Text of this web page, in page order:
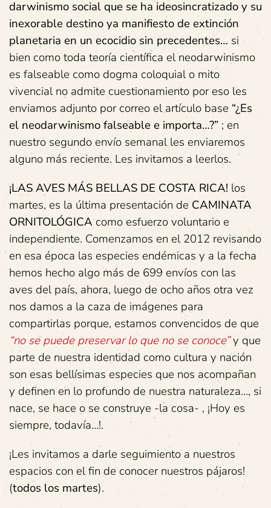
darwinismo social que se ha ideosincratizado y su
inexorable destino ya manifiesto de extinción
planetaria en un ecocidio sin precedentes… si
bien como toda teoría científica el neodarwinismo
es falseable como dogma coloquial o mito
vivencial no admite cuestionamiento por eso les
enviamos adjunto por correo el artículo base “¿Es
el neodarwinismo falseable e importa…?” ; en
nuestro segundo envío semanal les enviaremos
alguno más reciente. Les invitamos a leerlos.
¡LAS AVES MÁS BELLAS DE COSTA RICA! los
martes, es la última presentación de CAMINATA
ORNITOLÓGICAcomo esfuerzo voluntario e
independiente. Comenzamos en el 2012 revisando
en esa época las especies endémicas y a la fecha
hemos hecho algo más de 699 envíos con las
aves del país, ahora, luego de ocho años otra vez
nos damos a la caza de imágenes para
compartirlas porque, estamos convencidos de que
“no se puede preservar lo que no se conoce”y que
parte de nuestra identidad como cultura y nación
son esas bellísimas especies que nos acompañan
y definen en lo profundo de nuestra naturaleza…, si
nace, se hace o se construye -la cosa- , ¡Hoy es
siempre, todavía…!.
¡Les invitamos a darle seguimiento a nuestros
espacios con el fin de conocer nuestros pájaros!
(todos los martes).